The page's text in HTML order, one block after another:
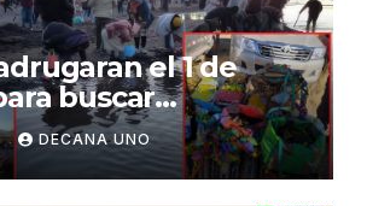
el 1 de
buscar
en los ríos y
challa por la
la prosperidad
DECANA UNO